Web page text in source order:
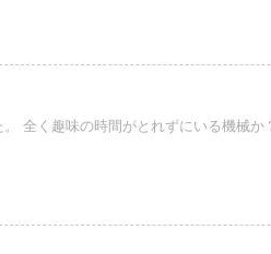
全く趣味の時間がとれずにいる機械か